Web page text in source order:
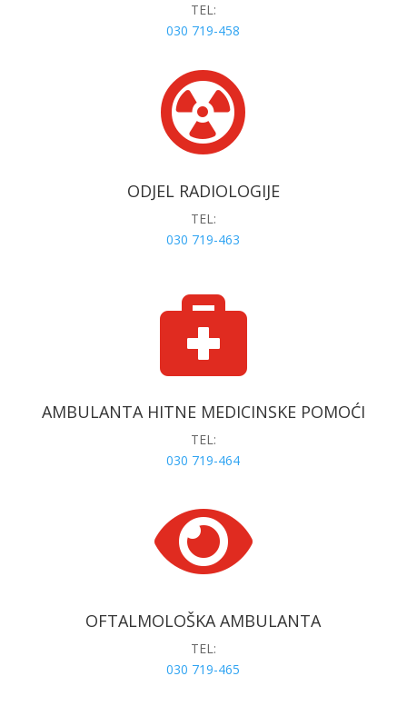
TEL:
030 719-458

ODJEL RADIOLOGIJE
TEL:
030 719-463

AMBULANTA HITNE MEDICINSKE POMOĆI
TEL:
030 719-464

OFTALMOLOŠKA AMBULANTA
TEL:
030 719-465